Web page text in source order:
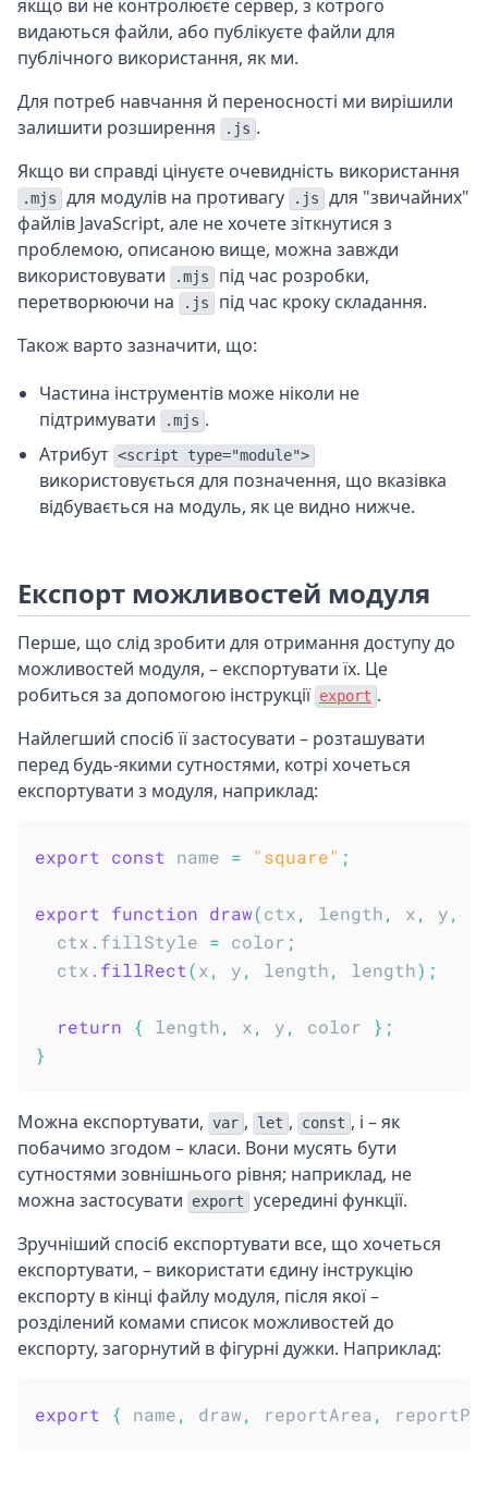
якщо ви не контролюєте сервер, з котрого
видаються файли, або публікуєте файли для
публічного використання, як ми.
Для потреб навчання й переносності ми вирішили
залишити розширення
.js .
Якщо ви справді цінуєте очевидність використання
.mjs для модулів на противагу .js
для "звичайних"
файлів JavaScript, але не хочете зіткнутися з
проблемою, описаною вище, можна завжди
використовувати
.mjs
під час розробки,
перетворюючи на
.js
під час кроку складання.
Також варто зазначити, що:
Частина інструментів може ніколи не
підтримувати
.mjs .
Атрибут <script type="module">
використовується для позначення, що вказівка
відбувається на модуль, як це видно нижче.
Експорт можливостей модуля
Перше, що слід зробити для отримання доступу до
можливостей модуля, – експортувати їх. Це
робиться за допомогою інструкції export .
Найлегший спосіб її застосувати – розташувати
перед будь-якими сутностями, котрі хочеться
експортувати з модуля, наприклад:
export const name = "square" ;
export function draw(ctx, length, x, y,
  ctx
. fillStyle = color ;
  ctx
. fillRect(x, y, length, length) ;
return { length, x, y, color } ;
}
Можна експортувати, var , let , const , і – як
побачимо згодом – класи. Вони мусять бути
сутностями зовнішнього рівня; наприклад, не
можна застосувати
export
усередині функції.
Зручніший спосіб експортувати все, що хочеться
експортувати, – використати єдину інструкцію
експорту в кінці файлу модуля, після якої –
розділений комами список можливостей до
експорту, загорнутий в фігурні дужки. Наприклад:
export { name, draw, reportArea ,